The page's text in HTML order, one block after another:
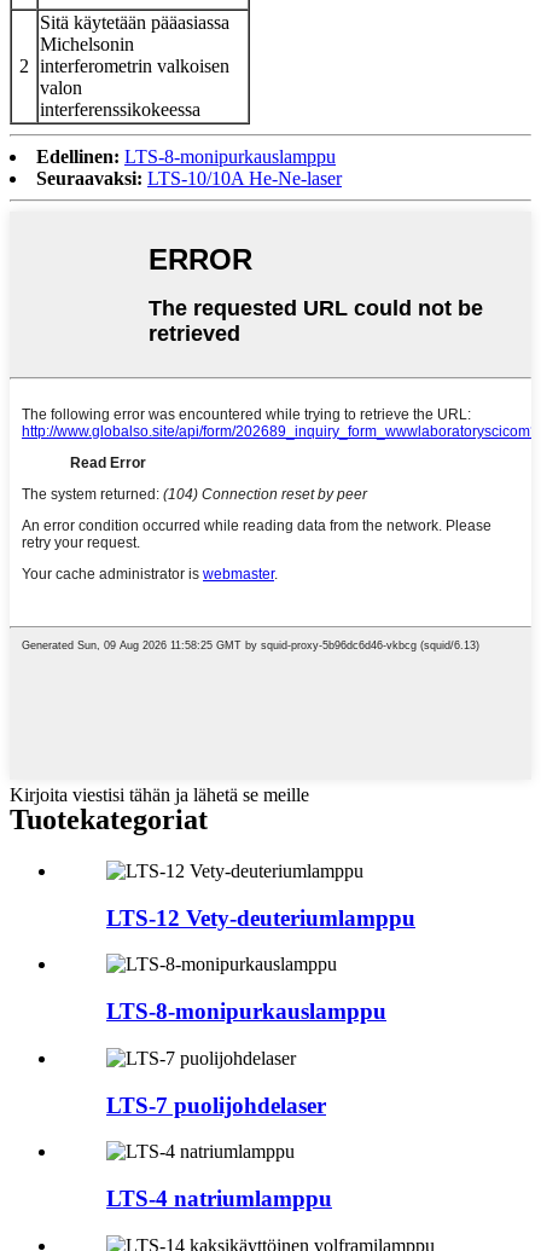
2
Sitä käytetään pääasiassa
Michelsonin
interferometrin valkoisen
valon
interferenssikokeessa
Edellinen: LTS-8-monipurkauslamppu
Seuraavaksi: LTS-10/10A He-Ne-laser
Kirjoita viestisi tähän ja lähetä se meille
Tuotekategoriat
LTS-12 Vety-deuteriumlamppu
LTS-8-monipurkauslamppu
LTS-7 puolijohdelaser
LTS-4 natriumlamppu